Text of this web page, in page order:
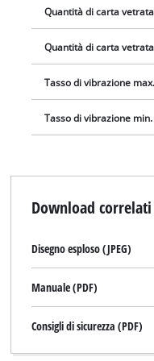
Quantità di carta
Quantità di carta
Tasso di vibrazione max.
Tasso di vibrazione min.
Download correlati
Disegno esploso (JPEG)
Manuale (PDF)
Consigli di sicurezza (PDF)